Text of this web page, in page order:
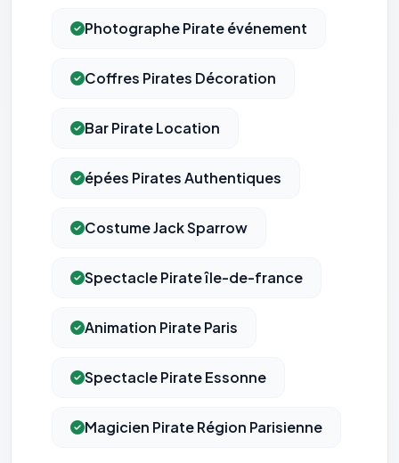
Photographe Pirate événement
Coffres Pirates Décoration
Bar Pirate Location
épées Pirates Authentiques
Costume Jack Sparrow
Spectacle Pirate île-de-france
Animation Pirate Paris
Spectacle Pirate Essonne
Magicien Pirate Région Parisienne